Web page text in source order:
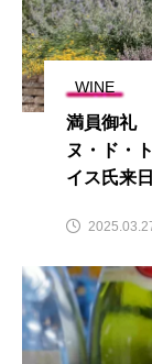
WINE
満員御礼
ヌ・ド・
イス氏来